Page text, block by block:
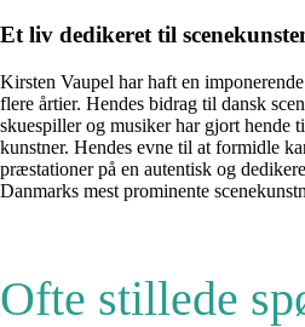
Et liv dedikeret til
Kirsten Vaupel har haft en
flere årtier. Hendes bidrag til dansk
skuespiller og musiker har gjort hende
kunstner. Hendes evne til at formidle
præstationer på en autentisk og
Danmarks mest prominente
Ofte stillede